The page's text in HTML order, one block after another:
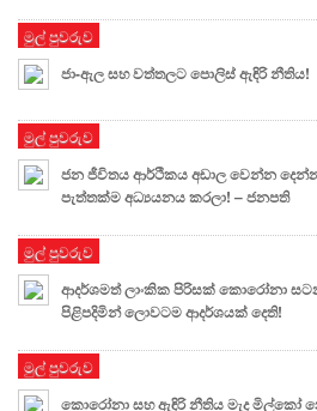
මුල් පුවරුව
ජා-ඇල සහ වත්තලට පොලිස් ඇඳිරි නීතිය!
මුල් පුවරුව
ජන ජීවිතය ආර්ථිකය අඩාල වෙන්න
පැත්තක්ම අධ්‍යයනය කරලා! – ජනපති
මුල් පුවරුව
ආදර්ශමත් ලාංකික පිරිසක් කොරෝනා
පිළිපදිමින් ලොවටම ආදර්ශයක් දෙති!
මුල් පුවරුව
කොරෝනා සහ ඇඳිරි නීතිය මැද මිල්කෝ